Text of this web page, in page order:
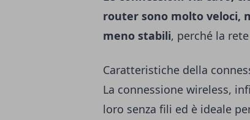
router sono molto veloci,
meno stabili, perché la
Caratteristiche della
La connessione wireless,
loro senza fili ed è ideale